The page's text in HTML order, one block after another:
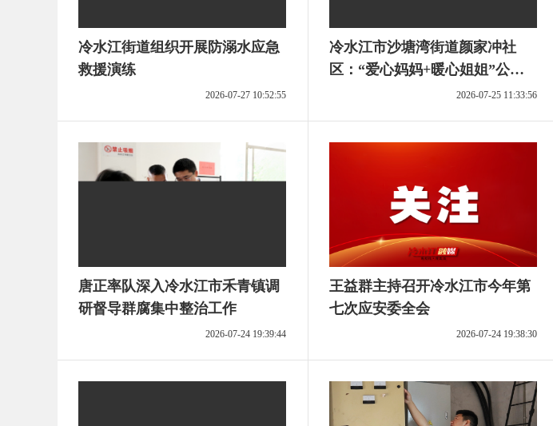
冷水江街道组织开展防溺水应急
救援演练
2026-07-27 10:52:55
冷水江市沙塘湾街道颜家冲社
区：“爱心妈妈+暖心姐姐”公益
2026-07-25 11:33:56
唐正率队深入冷水江市禾青镇调
研督导群腐集中整治工作
2026-07-24 19:39:44
王益群主持召开冷水江市今年第
七次应安委全会
2026-07-24 19:38:30